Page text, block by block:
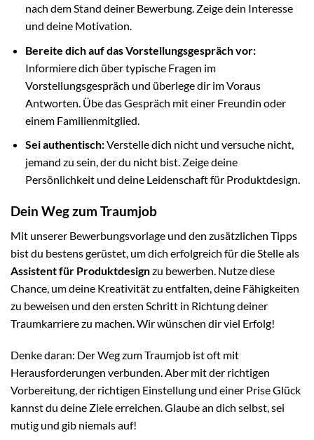
nach dem Stand deiner Bewerbung. Zeige dein Interesse
und deine Motivation.
Bereite dich auf das Vorstellungsgespräch vor:
Informiere dich über typische Fragen im
Vorstellungsgespräch und überlege dir im Voraus
Antworten. Übe das Gespräch mit einer Freundin oder
einem Familienmitglied.
Sei authentisch:Verstelle dich nicht und versuche nicht,
jemand zu sein, der du nicht bist. Zeige deine
Persönlichkeit und deine Leidenschaft für Produktdesign.
Dein Weg zum Traumjob
Mit unserer Bewerbungsvorlage und den zusätzlichen Tipps
bist du bestens gerüstet, um dich erfolgreich für die Stelle als
Assistent für Produktdesignzu bewerben. Nutze diese
Chance, um deine Kreativität zu entfalten, deine Fähigkeiten
zu beweisen und den ersten Schritt in Richtung deiner
Traumkarriere zu machen. Wir wünschen dir viel Erfolg!
Denke daran: Der Weg zum Traumjob ist oft mit
Herausforderungen verbunden. Aber mit der richtigen
Vorbereitung, der richtigen Einstellung und einer Prise Glück
kannst du deine Ziele erreichen. Glaube an dich selbst, sei
mutig und gib niemals auf!